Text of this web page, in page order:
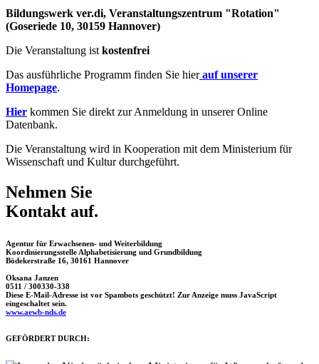
Bildungswerk ver.di, Veranstaltungszentrum "Rotation"
(Goseriede 10, 30159 Hannover)
Die Veranstaltung ist kostenfrei
Das ausführliche Programm finden Sie hierauf unserer
Homepage.
Hier kommen Sie direkt zur Anmeldung in unserer Online
Datenbank.
Die Veranstaltung wird in Kooperation mit dem Ministerium für
Wissenschaft und Kultur durchgeführt.
Nehmen Sie
Kontakt auf.
Agentur für Erwachsenen- und Weiterbildung
Koordinierungsstelle Alphabetisierung und Grundbildung
Bödekerstraße 16, 30161 Hannover
Oksana Janzen
0511 / 300330-338
Diese E-Mail-Adresse ist vor Spambots geschützt! Zur Anzeige muss JavaScript
eingeschaltet sein.
www.aewb-nds.de
GEFÖRDERT DURCH: